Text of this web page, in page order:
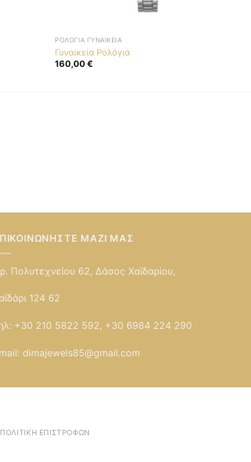
ΡΟΛΌΓΙΑ ΓΥΝΑΙΚΕΊΑ
Γυναικεία Ρολόγια
160,00€
ΜΑΖΊ ΜΑΣ
Πολυτεχνείου 62, Δάσος Χαϊδαρίου,
124 62
+30 210 5822 592, +30 6984 224 290
dimajewels85@gmail.com
ΕΠΙΣΤΡΟΦΏΝ